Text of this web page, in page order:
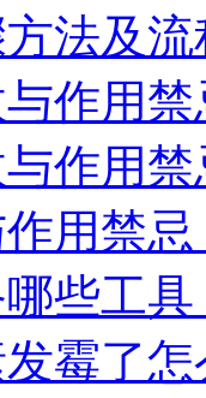
法及流
作用禁
作用禁
用禁忌
些工具
霉了怎